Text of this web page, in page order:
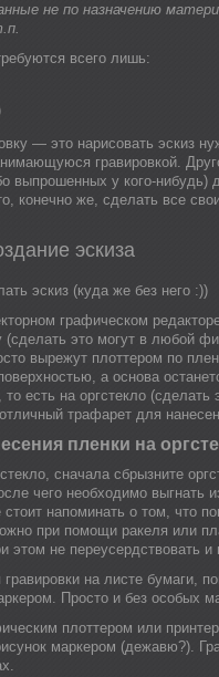
не по назначению
всего лишь:
— это нарисовать эскиз
гравировкой.
выпрошенных у кого-нибудь)
конечно же, сделать все
эскиза
эскиз (куда же без него :))
графическом
(сделать это могут в любой
вырежут плоттером по
а основа
то есть на оргстекло
трафарет для
пленки на
сначала сбрызните
чего необходимо выгнать
напоминать о том, что
при помощи ракеля или
этом не переусердствовать и
на листе бумаги,
Просто и без особых
плоттером или
маркером (дежавю?).